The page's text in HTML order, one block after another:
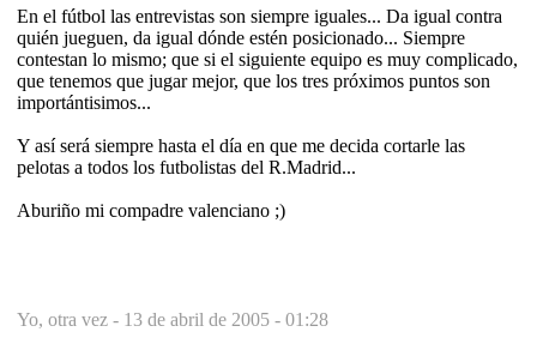
En el fútbol las entrevistas son siempre iguales... Da igual contra
quién jueguen, da igual dónde estén posicionado... Siempre
contestan lo mismo; que si el siguiente equipo es muy complicado,
que tenemos que jugar mejor, que los tres próximos puntos son
importántisimos...
Y así será siempre hasta el día en que me decida cortarle las
pelotas a todos los futbolistas del R.Madrid...
Aburiño mi compadre valenciano ;)
Yo, otra vez - 13 de abril de 2005 - 01:28